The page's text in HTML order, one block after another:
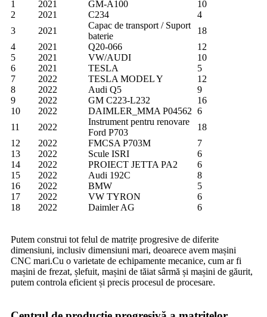
1
2021 GM-A100
10
2
2021 C234
4
3
2021
Capac de transport / Suport
baterie
18
4
2021 Q20-066
12
5
2021 VW/AUDI
10
6
2021 TESLA
5
7
2022 TESLA MODEL Y
12
8
2022 Audi Q5
9
9
2022 GM C223-L232
16
10
2022 DAIMLER_MMA P04562 6
11
2022
Instrument pentru renovare
Ford P703
18
12
2022 FMCSA P703M
7
13
2022 Scule ISRI
6
14
2022 PROIECT JETTA PA2
6
15
2022 Audi 192C
8
16
2022 BMW
5
17
2022 VW TYRON
6
18
2022 Daimler AG 6
Putem construi tot felul de matrițe progresive de diferite
dimensiuni, inclusiv dimensiuni mari, deoarece avem mașini
CNC mari.Cu o varietate de echipamente mecanice, cum ar fi
mașini de frezat, șlefuit, mașini de tăiat sârmă și mașini de găurit,
putem controla eficient și precis procesul de procesare.